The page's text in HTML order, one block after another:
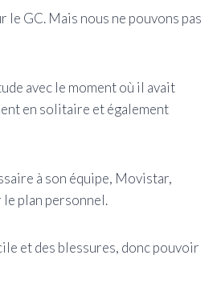
le GC. Mais nous ne pouvons pas
avec le moment où il avait
en solitaire et également
à son équipe, Movistar,
plan personnel.
et des blessures, donc pouvoir